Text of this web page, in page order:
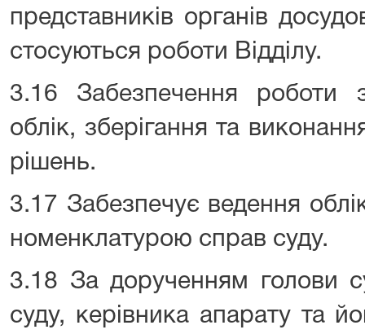
представників органів
стосуються роботи Відділу.
3.16 Забезпечення роботи
облік, зберігання та
рішень.
3.17 Забезпечує ведення
номенклатурою справ суду.
3.18 За дорученням голови
суду, керівника апарату та